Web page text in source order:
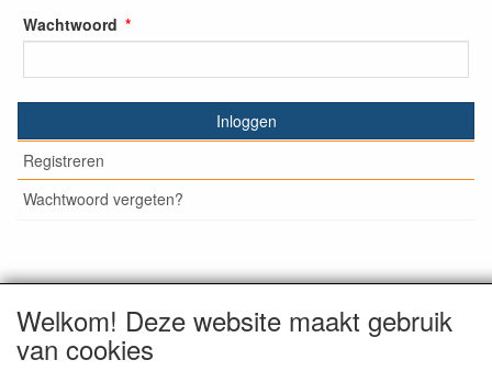
Wachtwoord
Inloggen
Registreren
Wachtwoord vergeten?
zijn inclusief BTW en exclusiefverzendkosten, tenzij anders
staat aangegeven.
Welkom! Deze website maakt gebruik
van cookies